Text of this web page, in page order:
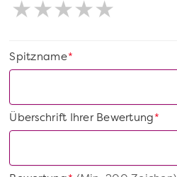
*
Spitzname
*
Überschrift Ihrer Bewertung